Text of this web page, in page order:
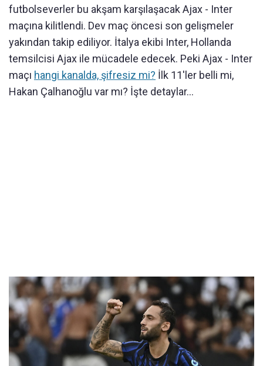
futbolseverler bu akşam karşılaşacak Ajax - Inter
maçına kilitlendi. Dev maç öncesi son gelişmeler
yakından takip ediliyor. İtalya ekibi Inter, Hollanda
temsilcisi Ajax ile mücadele edecek. Peki Ajax - Inter
maçı hangi kanalda, şifresiz mi? İlk 11'ler belli mi,
Hakan Çalhanoğlu var mı? İşte detaylar...